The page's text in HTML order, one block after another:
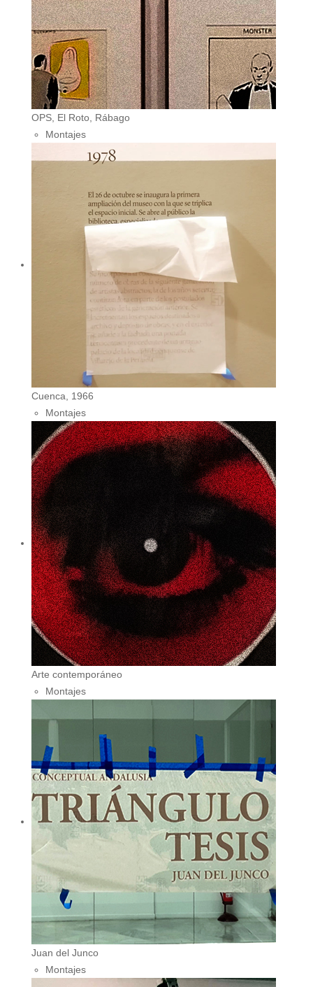
OPS, El Roto, Rábago
Montajes
Cuenca, 1966
Montajes
Arte contemporáneo
Montajes
Juan del Junco
Montajes